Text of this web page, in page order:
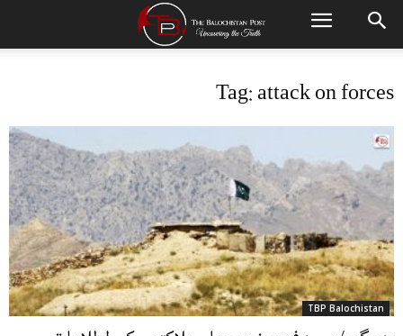
Tag: attack on forces
TBP Balochistan